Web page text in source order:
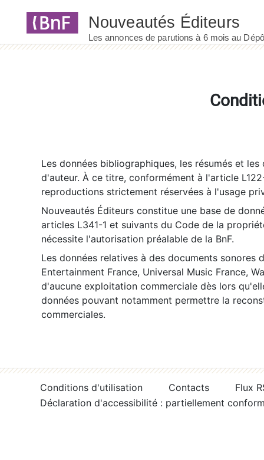
Les données bibliographiques, les résumés et
d'auteur. À ce titre, conformément à l'article
reproductions strictement réservées à l'usage
Nouveautés Éditeurs constitue une base de
articles L341-1 et suivants du Code de la
nécessite l'autorisation préalable de la BnF.
Les données relatives à des documents sonores
Entertainment France, Universal Music France,
d'aucune exploitation commerciale dès lors
données pouvant notamment permettre la
commerciales.
Conditions d'utilisation Contacts
Flux
Déclaration d'accessibilité : partiellement